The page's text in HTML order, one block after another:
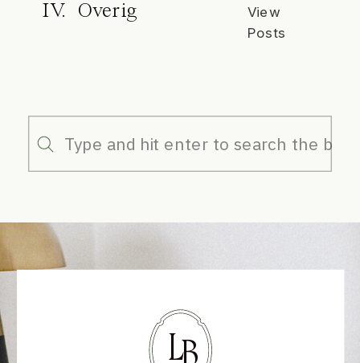
IV. Overig
View
Posts
Search
for:
L